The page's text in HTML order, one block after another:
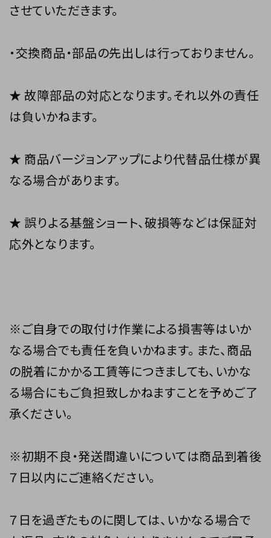
させていただきます。
・交換商品・部品の先出しは行っておりません。
★ 故障部品の対応となります。それ以外の責任
は負いかねます。
★ 商品バージョンアップにより代替品仕様が異
なる場合があります。
★ 誤りよる基盤ショート、破損等などは保証対
応外となります。
※ご自身での取付け作業による損害等はいか
なる場合でも責任を負いかねます。 また、商品
の脱着にかかる工賃等につきましても、いかな
る場合にもご負担致しかねますことを予めご了
承ください。
※初期不良・発送間違いについては商品到着後
７日以内にご連絡ください。
７日を過ぎたものに関しては、いかなる場合で